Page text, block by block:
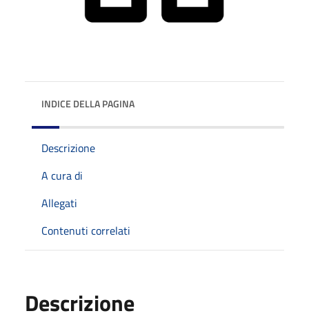
INDICE DELLA PAGINA
Descrizione
A cura di
Allegati
Contenuti correlati
Descrizione